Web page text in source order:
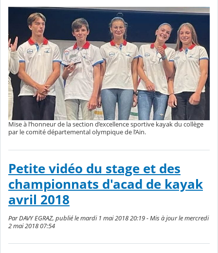
Mise à l’honneur de la section d’excellence sportive kayak du collège
par le comité départemental olympique de l’Ain.
Petite vidéo du stage et des
championnats d'acad de kayak
avril 2018
Par DAVY EGRAZ, publié le mardi 1 mai 2018 20:19 - Mis à jour le mercredi
2 mai 2018 07:54